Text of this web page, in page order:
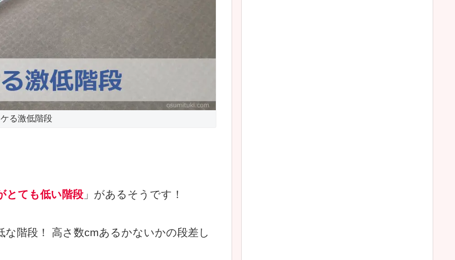
る激低階段
とても低い階段 」があるそうです！
階段！ 高さ数cmあるかないかの段差し